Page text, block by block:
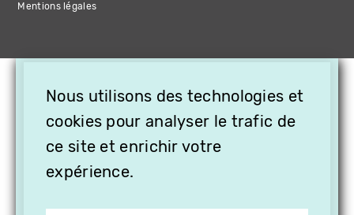
Mentions légales
Nous utilisons des technologies et
cookies pour analyser le trafic de
ce site et enrichir votre
expérience.
OFFREZ LA VIDÉO EN
CADEAU, ABONNEZ VOS
PROCHES À VITHÈQUE !